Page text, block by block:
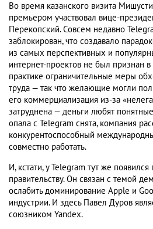
Во время казанского визита
премьером участвовал вице-
Перекопский. Совсем недавно
заблокирован, что создавало
из самых перспективных и
интернет-проектов не был признан
практике ограничительные меры
труда — так что желающие могли
его коммерциализация из-за
затруднена — деньги любят
опала с Telegram снята, компания
конкурентоспособный
совместно работать.
И, кстати, у Теlegram тут же
правительству. Он связан с темой
ослабить доминирование Apple и
индустрии. И здесь Павел Дуров
союзником Yandex.